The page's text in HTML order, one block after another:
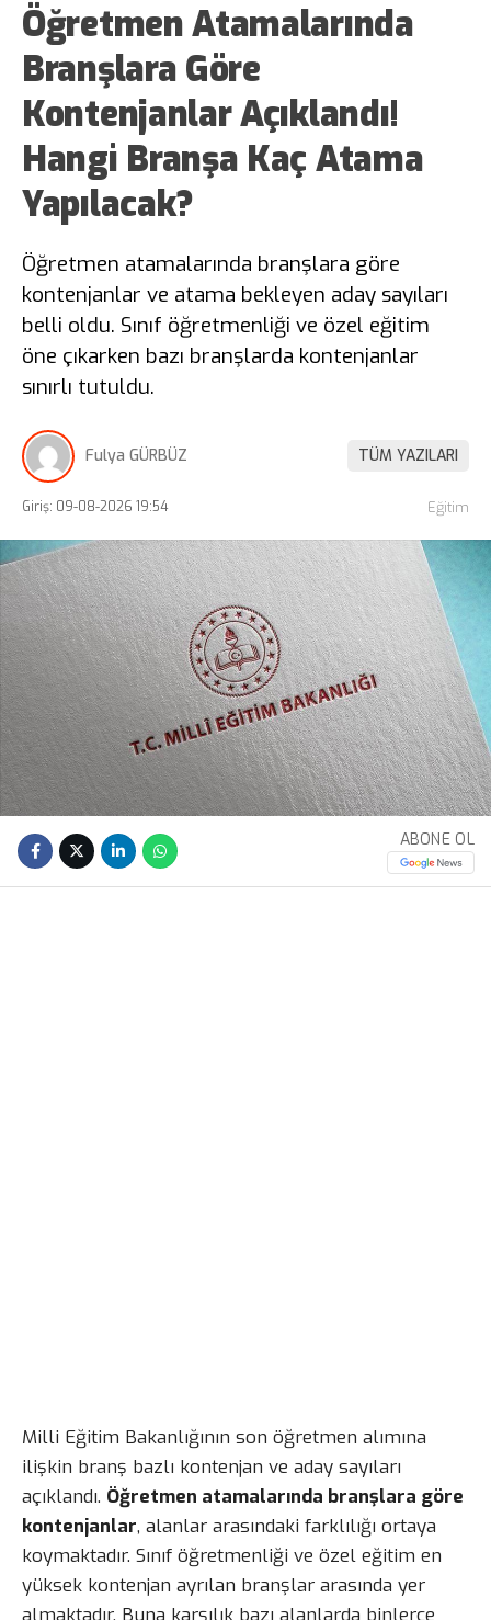
Öğretmen Atamalarında
Branşlara Göre
Kontenjanlar Açıklandı!
Hangi Branşa Kaç Atama
Yapılacak?
Öğretmen atamalarında branşlara göre
kontenjanlar ve atama bekleyen aday sayıları
belli oldu. Sınıf öğretmenliği ve özel eğitim
öne çıkarken bazı branşlarda kontenjanlar
sınırlı tutuldu.
Fulya GÜRBÜZ TÜM YAZILARI
Giriş: 09-08-2026 19:54 Eğitim
ABONE OL
Milli Eğitim Bakanlığının son öğretmen alımına
ilişkin branş bazlı kontenjan ve aday sayıları
açıklandı. Öğretmen atamalarında branşlara göre
kontenjanlar, alanlar arasındaki farklılığı ortaya
koymaktadır. Sınıf öğretmenliği ve özel eğitim en
yüksek kontenjan ayrılan branşlar arasında yer